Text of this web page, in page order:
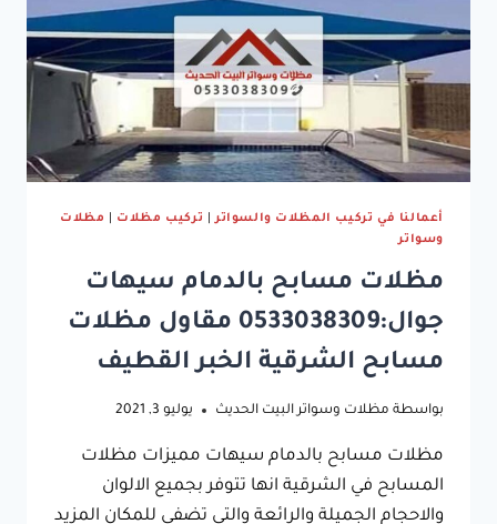
أعمالنا في تركيب المظلات والسواتر| تركيب مظلات
مظلات
وسواتر
مظلات مسابح بالدمام سيهات
جوال:0533038309 مقاول مظلات
مسابح الشرقية الخبر القطيف
بواسطة مظلات وسواتر البيت الحديث يوليو 3, 2021
مظلات مسابح بالدمام سيهات مميزات مظلات
المسابح في الشرقية انها تتوفر بجميع الالوان
والاحجام الجميلة والرائعة والتي تضفي للمكان المزيد